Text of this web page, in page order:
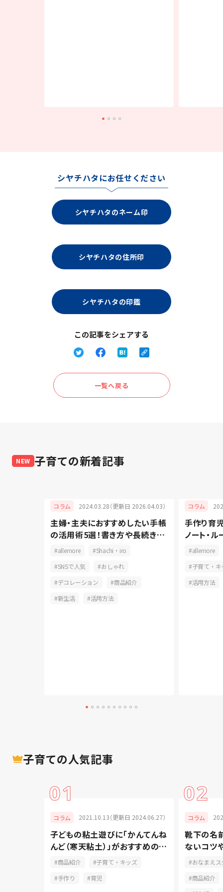
シヤチハタにお任せください
シヤチハタのネーム印
シヤチハタの住所印
シヤチハタの印鑑
この記事をシェアする
一覧へ戻る
NEW 子育ての新着記事
コラム 2024.03.28（更新日 2026.04.03）
主婦・主夫におすすめしたい手帳
の活用術5選！書き方や長続きの
コツをご紹介
allemore
Shachi・iro
SNSで人気
おしゃれ
デコレーション
商品紹介
新生活
活用方法
コラム
手作り育
ノート・
プ活用で
allemore
子育て・キ
活用方法
子育ての人気記事
01
コラム 2021.10.13（更新日 2024.06.27）
子どもの粘土遊びに「かんてんね
んど（寒天粘土）」がおすすめの理
由商品紹介
子育て・キッズ
手作り
育児
02
コラム
靴下の名
ないコツ
紹介
おなまえス
商品紹介